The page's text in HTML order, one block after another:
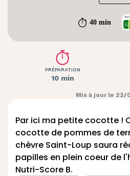
40 min
PRÉPARATION
10 min
Mis à jour le 22/
Par ici ma petite cocotte !
cocotte de pommes de
chèvre Saint-Loup saura
papilles en plein coeur de
Nutri-Score B.